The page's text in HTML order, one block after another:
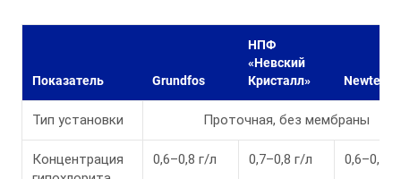
Показатель Grundfos
НПФ
«Невский
Кристалл»
Newtec
Тип установки Проточная, без мембраны
Концентрация
0,6–0,8 г/л 0,7–0,8 г/л 0,6–0,8